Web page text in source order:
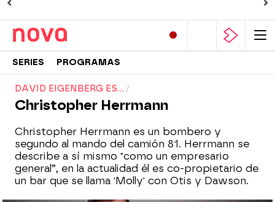
SERIES PROGRAMAS
DAVID EIGENBERG ES...
Christopher Herrmann
Christopher Herrmann es un bombero y
segundo al mando del camión 81. Herrmann se
describe a sí mismo "como un empresario
general”, en la actualidad él es co-propietario de
un bar que se llama 'Molly' con Otis y Dawson.